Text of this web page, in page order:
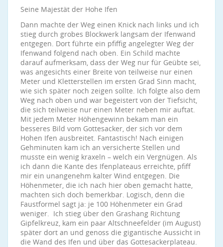
Seine Majestät der Hohe Ifen
Dann machte der Weg einen Knick nach links und ich
stieg durch grobes Blockwerk langsam der Ifenwand
entgegen. Dort führte ein pfiffig angelegter Weg der
Ifenwand folgend nach oben. Ein Schild machte
darauf aufmerksam, dass der Weg nur für Geübte sei,
was angesichts einer Breite von teilweise nur einen
Meter und Kletterstellen im ersten Grad Sinn macht,
wie sich später noch zeigen sollte. Ich folgte also dem
Weg nach oben und war begeistert von der Tiefsicht,
die sich teilweise nur einen Meter neben mir auftat.
Mit jedem Meter Höhengewinn bekam man ein
besseres Bild vom Gottesacker, der sich vor dem
Hohen Ifen ausbreitet. Fantastisch! Nach einigen
Gehminuten kam ich an versicherte Stellen und
musste ein wenig kraxeln – welch ein Vergnügen. Als
ich dann die Kante des Ifenplateaus erreichte, pfiff
mir ein unangenehm kalter Wind entgegen. Die
Höhenmeter, die ich nach hier oben gemacht hatte,
machten sich doch bemerkbar. Logisch, denn die
Faustformel sagt ja: je 100 Höhenmeter ein Grad
weniger. Ich stieg über den Grashang Richtung
Gipfelkreuz, kam ein paar Altschneefelder (im August)
später dort an und genoss die gigantische Aussicht in
die Wand des Ifen und über das Gottesackerplateau.